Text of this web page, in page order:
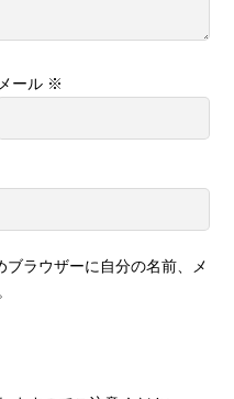
メール ※
ラウザーに自分の名前、メ